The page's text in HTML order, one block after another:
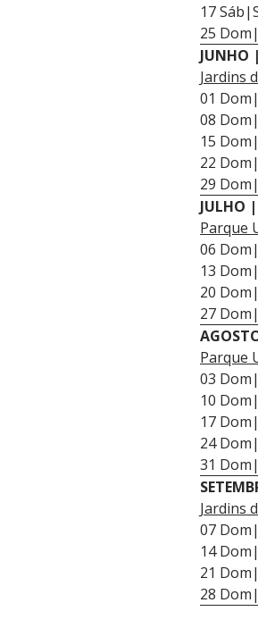
17
25
JUNHO
Jardins
01
08
15
22
29
JULHO
Parque
06
13
20
27
Parque
03
10
17
24
31
Jardins
07
14
21
28